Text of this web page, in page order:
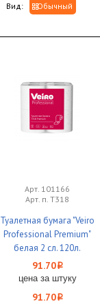
Вид:
Обычный
Арт. 101166
Арт. п. Т318
Туалетная бумага "Veiro
Professional Premium"
белая 2 сл. 120л.
8рул.1/6
91.70i
цена за штуку
91.70i